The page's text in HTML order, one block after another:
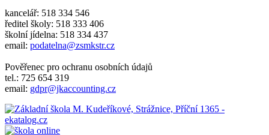
kancelář: 518 334 546
ředitel školy: 518 333 406
školní jídelna: 518 334 437
email: podatelna@zsmkstr.cz
Pověřenec pro ochranu osobních údajů
tel.: 725 654 319
email: gdpr@jkaccounting.cz